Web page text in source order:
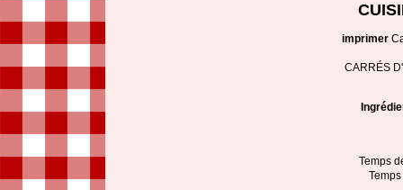
imprimer
CARRÉS
Temps